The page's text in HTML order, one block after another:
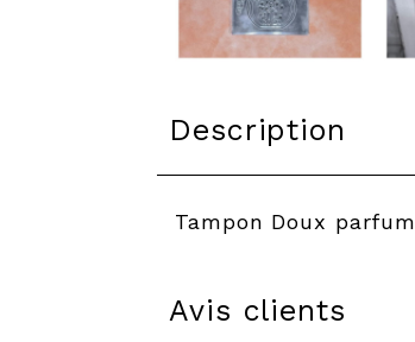
Description
Tampon Doux parfum
Avis clients